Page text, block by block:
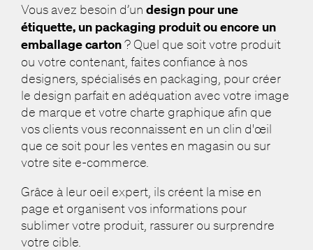
Vous avez besoin d’un design pour une
étiquette, un packaging produit ou encore un
emballage carton? Quel que soit votre produit
ou votre contenant, faites confiance à nos
designers, spécialisés en packaging, pour créer
le design parfait en adéquation avec votre image
de marque et votre charte graphique afin que
vos clients vous reconnaissent en un clin d'œil
que ce soit pour les ventes en magasin ou sur
votre site e-commerce.
Grâce à leur oeil expert, ils créent la mise en
page et organisent vos informations pour
sublimer votre produit, rassurer ou surprendre
votre cible.